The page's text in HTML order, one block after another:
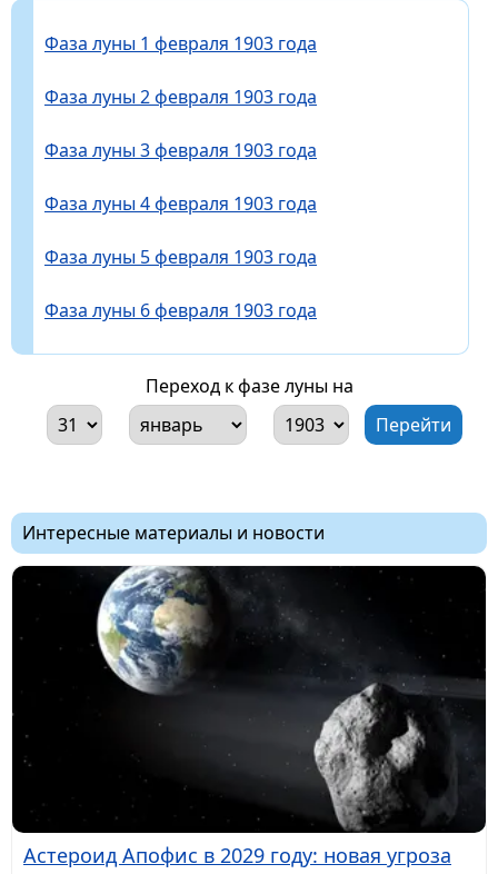
Фаза луны 1 февраля 1903 года
Фаза луны 2 февраля 1903 года
Фаза луны 3 февраля 1903 года
Фаза луны 4 февраля 1903 года
Фаза луны 5 февраля 1903 года
Фаза луны 6 февраля 1903 года
Переход к фазе луны на
Интересные материалы и новости
Астероид Апофис в 2029 году: новая угроза